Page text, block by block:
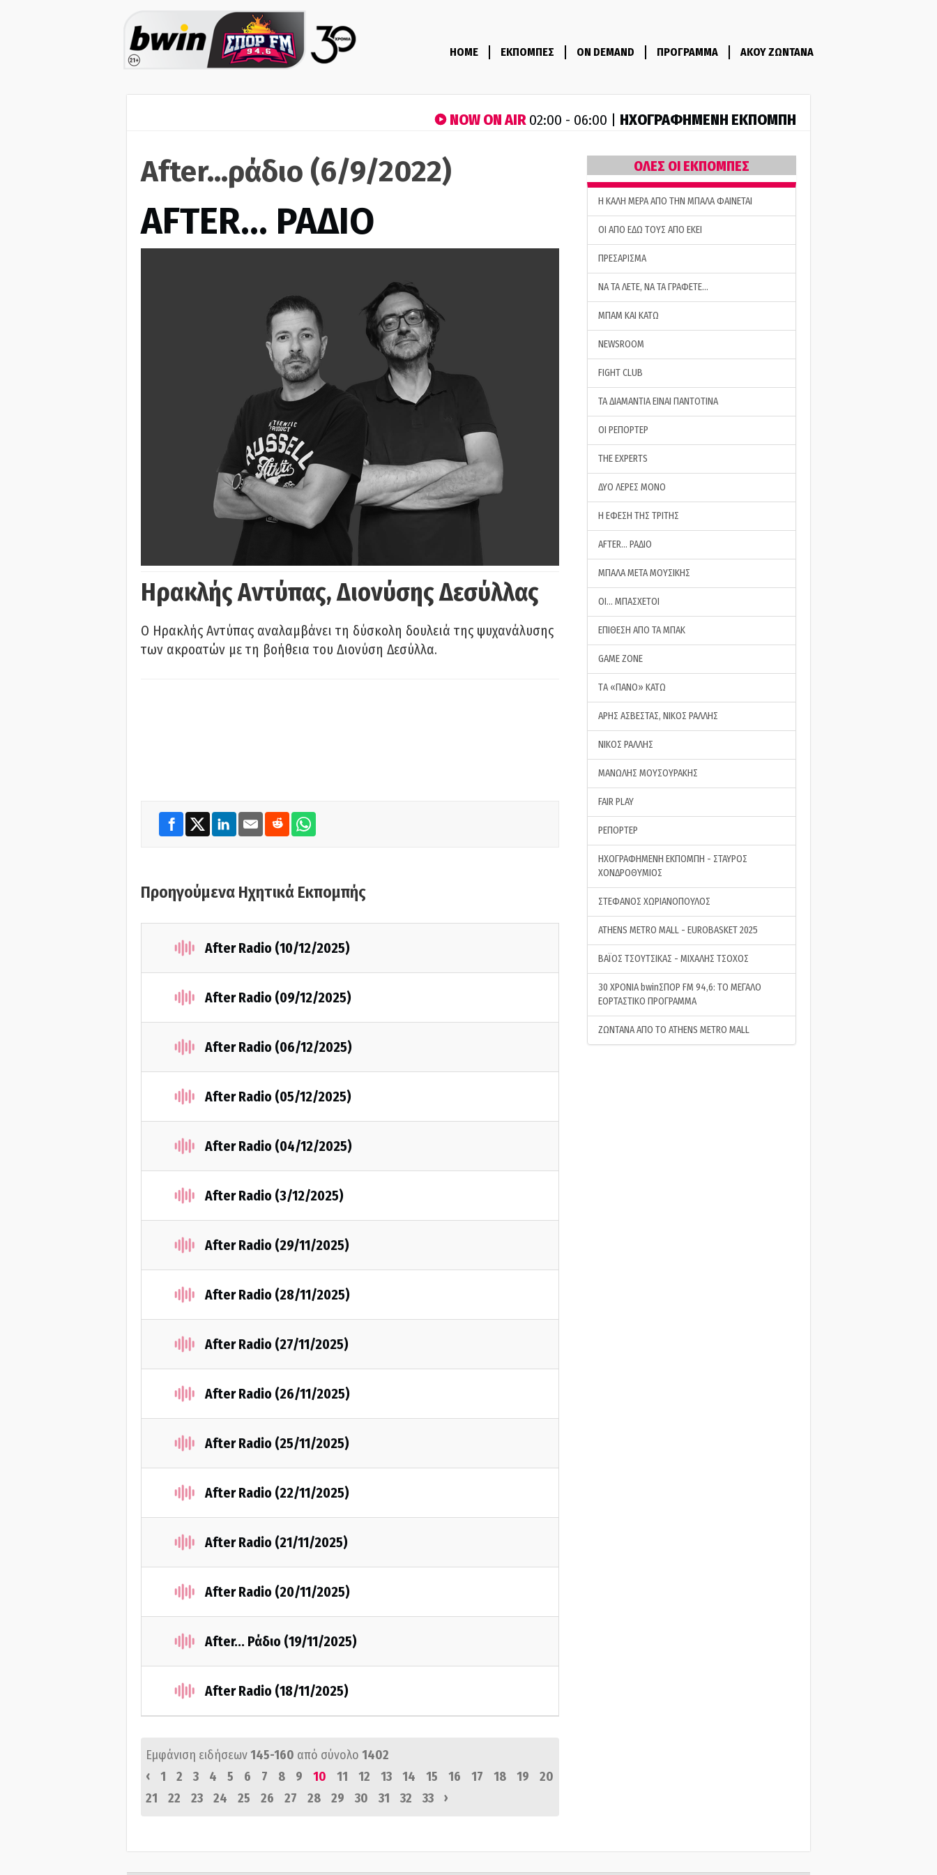
HOME ΕΚΠΟΜΠΕΣ ON DEMAND ΠΡΟΓΡΑΜΜΑ ΑΚΟΥ ΖΩΝΤΑΝΑ
NOW ON AIR02:00 - 06:00 | ΗΧΟΓΡΑΦΗΜΕΝΗ ΕΚΠΟΜΠΗ
After...ράδιο (6/9/2022)
AFTER… ΡΑΔΙΟ
Ηρακλής Αντύπας, Διονύσης Δεσύλλας
Ο Ηρακλής Αντύπας αναλαμβάνει τη δύσκολη δουλειά της ψυχανάλυσης
των ακροατών με τη βοήθεια του Διονύση Δεσύλλα.
Προηγούμενα Ηχητικά Εκπομπής
After Radio (10/12/2025)
After Radio (09/12/2025)
After Radio (06/12/2025)
After Radio (05/12/2025)
After Radio (04/12/2025)
After Radio (3/12/2025)
After Radio (29/11/2025)
After Radio (28/11/2025)
After Radio (27/11/2025)
After Radio (26/11/2025)
After Radio (25/11/2025)
After Radio (22/11/2025)
After Radio (21/11/2025)
After Radio (20/11/2025)
After... Ράδιο (19/11/2025)
After Radio (18/11/2025)
Εμφάνιση ειδήσεων145-160 από σύνολο 1402
‹
1 2 3 4 5 6 7 8 9 10 11 12 13 14 15 16 17 18 19
20
21
22 23 24 25 26 27 28 29 30 31 32 33 ›
ΟΛΕΣ ΟΙ ΕΚΠΟΜΠΕΣ
H ΚΑΛΗ ΜΕΡΑ ΑΠΟ ΤΗΝ ΜΠΑΛΑ ΦΑΙΝΕΤΑΙ
ΟΙ ΑΠΟ ΕΔΩ ΤΟΥΣ ΑΠΟ ΕΚΕΙ
ΠΡΕΣΑΡΙΣΜΑ
ΝΑ ΤΑ ΛΕΤΕ, ΝΑ ΤΑ ΓΡΑΦΕΤΕ…
ΜΠΑΜ ΚΑΙ ΚΑΤΩ
NEWSROOM
FIGHT CLUB
ΤΑ ΔΙΑΜΑΝΤΙΑ ΕΙΝΑΙ ΠΑΝΤΟΤΙΝΑ
ΟΙ ΡΕΠΟΡΤΕΡ
THE EXPERTS
ΔΥΟ ΛΕΡΕΣ ΜΟΝΟ
Η ΕΦΕΣΗ ΤΗΣ ΤΡΙΤΗΣ
AFTER… ΡΑΔΙΟ
ΜΠΑΛΑ ΜΕΤΑ ΜΟΥΣΙΚΗΣ
ΟΙ… ΜΠΑΣΧΕΤΟΙ
ΕΠΙΘΕΣΗ ΑΠΟ ΤΑ ΜΠΑΚ
GAME ZONE
ΤA «ΠΑΝΟ» ΚΑΤΩ
ΑΡΗΣ ΑΣΒΕΣΤΑΣ, ΝΙΚΟΣ ΡΑΛΛΗΣ
ΝΙΚΟΣ ΡΑΛΛΗΣ
ΜΑΝΩΛΗΣ ΜΟΥΣΟΥΡΑΚΗΣ
FAIR PLAY
ΡΕΠΟΡΤΕΡ
ΗΧΟΓΡΑΦΗΜΕΝΗ ΕΚΠΟΜΠΗ - ΣΤΑΥΡΟΣ
ΧΟΝΔΡΟΘΥΜΙΟΣ
ΣΤΕΦΑΝΟΣ ΧΩΡΙΑΝΟΠΟΥΛΟΣ
ATHENS METRO MALL - EUROBASKET 2025
ΒΑΪΟΣ ΤΣΟΥΤΣΙΚΑΣ - ΜΙΧΑΛΗΣ ΤΣΟΧΟΣ
30 ΧΡΟΝΙΑ bwinΣΠΟΡ FM 94,6: ΤΟ ΜΕΓΑΛΟ
ΕΟΡΤΑΣΤΙΚΟ ΠΡΟΓΡΑΜΜΑ
ΖΩΝΤΑΝΑ ΑΠΟ ΤΟ ATHENS METRO MALL